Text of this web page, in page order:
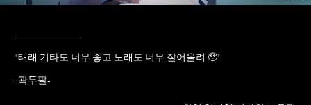
"태래 기타도 너무 좋고 노래도 너무 잘어울려 🥹"
-곽두팔-